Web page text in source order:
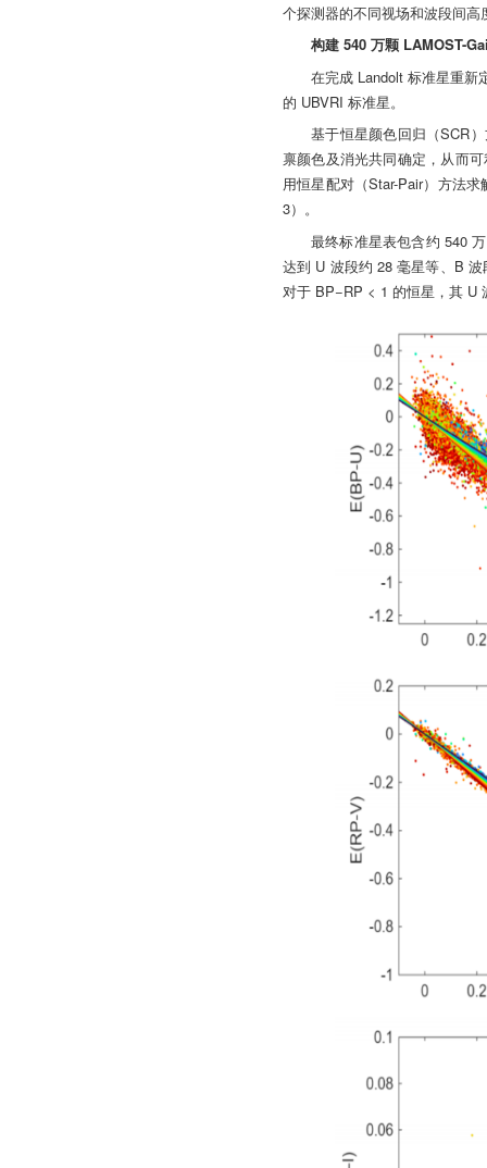
个探测器的不同视场和波段间高
构建 540 万颗 LAMOST-
在完成 Landolt 标准星重新
的 UBVRI 标准星。
基于恒星颜色回归（SCR
禀颜色及消光共同确定，从而
用恒星配对（Star-Pair）方法
3）。
最终标准星表包含约 540
达到 U 波段约 28 毫星等、B
对于 BP−RP < 1 的恒星，其 U